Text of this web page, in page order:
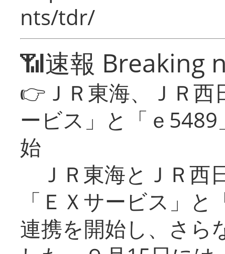
nts/tdr/
📶速報 Breaking
👉ＪＲ東海、ＪＲ
ービス」と「ｅ
始
ＪＲ東海とＪＲ西
「ＥＸサービス」
連携を開始し、さら